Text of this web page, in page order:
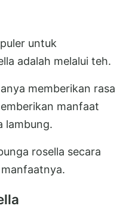
untuk
adalah melalui teh.
memberikan rasa
manfaat
lambung.
rosella secara